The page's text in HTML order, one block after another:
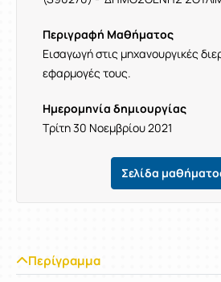
Περιγραφή Μαθήματος
Εισαγωγή στις μηχανουργικές
εφαρμογές τους.
Ημερομηνία δημιουργίας
Τρίτη 30 Νοεμβρίου 2021
Σελίδα
Περίγραμμα